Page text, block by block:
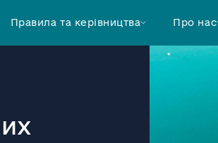
Правила та керівництва Про нас